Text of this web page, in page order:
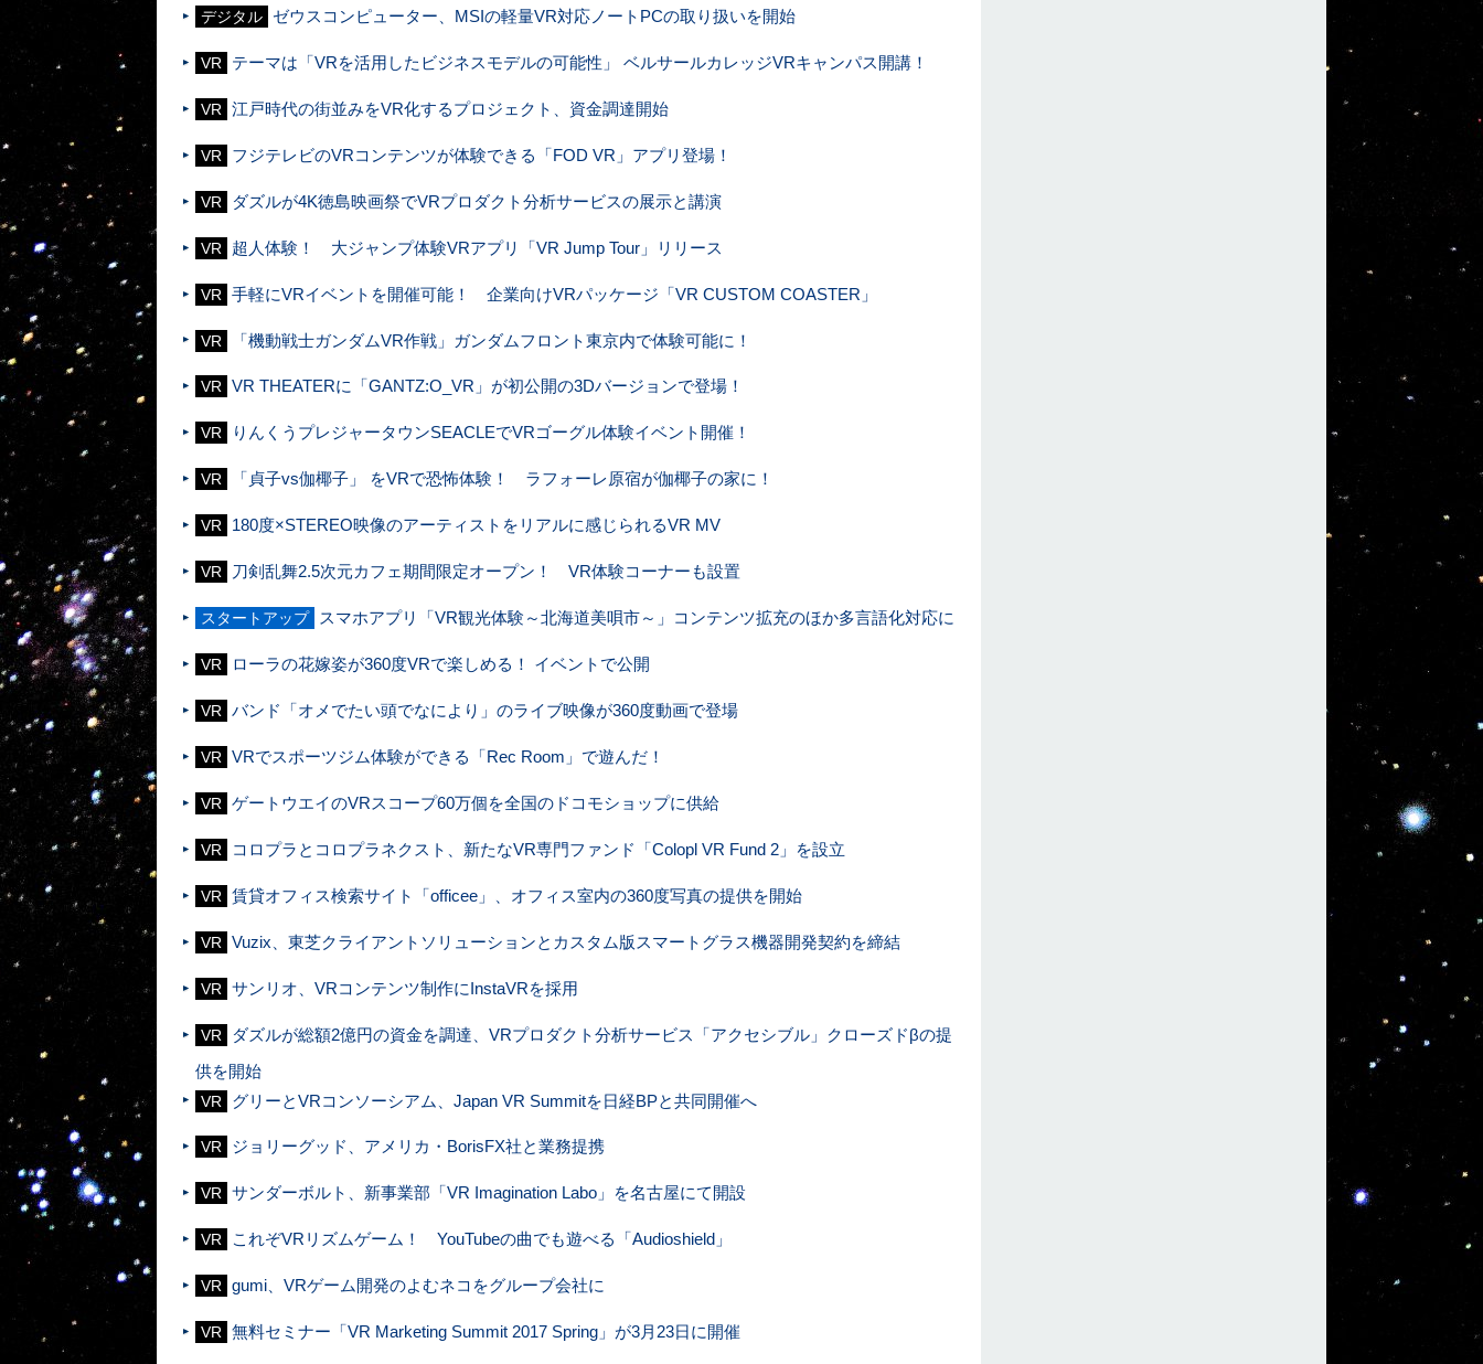
デジタル ゼウスコンピューター、MSIの軽量VR対応ノートPCの取り扱いを開始
VR テーマは「VRを活用したビジネスモデルの可能性」 ベルサールカレッジVRキャンパス開講！
VR 江戸時代の街並みをVR化するプロジェクト、資金調達開始
VR フジテレビのVRコンテンツが体験できる「FOD VR」アプリ登場！
VR ダズルが4K徳島映画祭でVRプロダクト分析サービスの展示と講演
VR 超人体験！ 大ジャンプ体験VRアプリ「VR Jump Tour」リリース
VR 手軽にVRイベントを開催可能！ 企業向けVRパッケージ「VR CUSTOM COASTER」
VR 「機動戦士ガンダムVR作戦」ガンダムフロント東京内で体験可能に！
VR VR THEATERに「GANTZ:O_VR」が初公開の3Dバージョンで登場！
VR りんくうプレジャータウンSEACLEでVRゴーグル体験イベント開催！
VR 「貞子vs伽椰子」 をVRで恐怖体験！ ラフォーレ原宿が伽椰子の家に！
VR 180度×STEREO映像のアーティストをリアルに感じられるVR MV
VR 刀剣乱舞2.5次元カフェ期間限定オープン！ VR体験コーナーも設置
スタートアップ スマホアプリ「VR観光体験～北海道美唄市～」コンテンツ拡充のほか多言語化対応に
VR ローラの花嫁姿が360度VRで楽しめる！ イベントで公開
VR バンド「オメでたい頭でなにより」のライブ映像が360度動画で登場
VR VRでスポーツジム体験ができる「Rec Room」で遊んだ！
VR ゲートウエイのVRスコープ60万個を全国のドコモショップに供給
VR コロプラとコロプラネクスト、新たなVR専門ファンド「Colopl VR Fund 2」を設立
VR 賃貸オフィス検索サイト「officee」、オフィス室内の360度写真の提供を開始
VR Vuzix、東芝クライアントソリューションとカスタム版スマートグラス機器開発契約を締結
VR サンリオ、VRコンテンツ制作にInstaVRを採用
VR
ダズルが総額2億円の資金を調達、VRプロダクト分析サービス「アクセシブル」クローズドβの提
供を開始
VR グリーとVRコンソーシアム、Japan VR Summitを日経BPと共同開催へ
VR ジョリーグッド、アメリカ・BorisFX社と業務提携
VR サンダーボルト、新事業部「VR Imagination Labo」を名古屋にて開設
VR これぞVRリズムゲーム！ YouTubeの曲でも遊べる「Audioshield」
VR gumi、VRゲーム開発のよむネコをグループ会社に
VR 無料セミナー「VR Marketing Summit 2017 Spring」が3月23日に開催